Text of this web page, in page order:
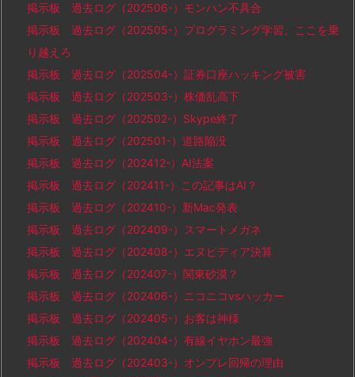
掲示板 過去ログ（202506-）モンハン不具合
掲示板 過去ログ（202505-）プログラミング学習、ここを乗
り越えろ
掲示板 過去ログ（202504-）証券口座ハッキング被害
掲示板 過去ログ（202503-）株価乱高下
掲示板 過去ログ（202502-）Skype終了
掲示板 過去ログ（202501-）道路陥没
掲示板 過去ログ（202412-）AI法案
掲示板 過去ログ（202411-）この記事はAI？
掲示板 過去ログ（202410-）新Mac発表
掲示板 過去ログ（202409-）スマートメガネ
掲示板 過去ログ（202408-）エヌビディア決算
掲示板 過去ログ（202407-）関東砂漠？
掲示板 過去ログ（202406-）ニコニコvsハッカー
掲示板 過去ログ（202405-）お客は神様
掲示板 過去ログ（202404-）有線イヤホン最強
掲示板 過去ログ（202403-）オンプレ回帰の理由